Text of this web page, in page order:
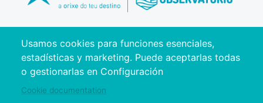
Usamos cookies para funciones esenciales,
estadísticas y marketing. Puede aceptarlas todas
o gestionarlas en Configuración
Cookie documentation